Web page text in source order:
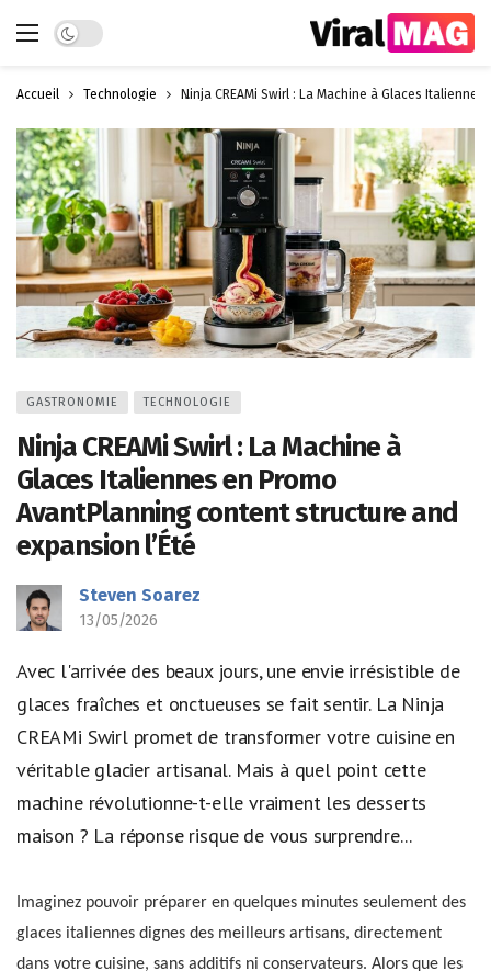
Dark mode
Accueil Technologie Ninja CREAMi Swirl : La Machine à Glaces
GASTRONOMIE TECHNOLOGIE
Ninja CREAMi Swirl : La Machine à
Glaces Italiennes en Promo
AvantPlanning content structure and
expansion l’Été
Steven Soarez
13/05/2026
Avec l'arrivée des beaux jours, une envie irrésistible de
glaces fraîches et onctueuses se fait sentir. La Ninja
CREAMi Swirl promet de transformer votre cuisine en
véritable glacier artisanal. Mais à quel point cette
machine révolutionne-t-elle vraiment les desserts
maison ? La réponse risque de vous surprendre...
Imaginez pouvoir préparer en quelques minutes seulement des
glaces italiennes dignes des meilleurs artisans, directement
dans votre cuisine, sans additifs ni conservateurs. Alors que les